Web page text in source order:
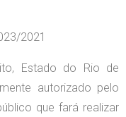
2021
Estado do Rio de
autorizado pelo
que fará realizar